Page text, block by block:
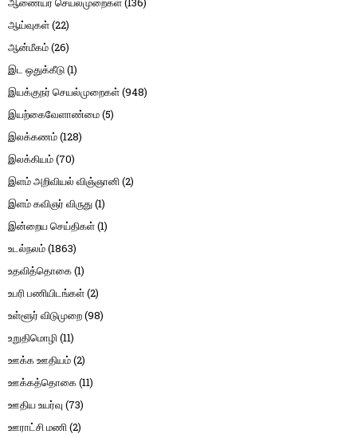
ஆய்வுகள்(22)
ஆன்மீகம்(26)
இட ஒதுக்கீடு(1)
இயக்குநர் செயல்முறைகள்(948)
இயற்கைவேளாண்மை(5)
இலக்கணம்(128)
இலக்கியம்(70)
இளம் அறிவியல் விஞ்ஞானி(2)
இளம் கவிஞர் விருது(1)
இன்றைய செய்திகள்(1)
உடல்நலம்(1863)
உதவித்தொகை(1)
உபரி பணியிடங்கள்(2)
உள்ளூர் விடுமுறை(98)
உறுதிமொழி(11)
ஊக்க ஊதியம்(2)
ஊக்கத்தொகை(11)
ஊதிய உயர்வு (73)
ஊராட்சி மணி(2)